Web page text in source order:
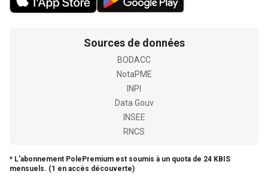
Sources de données
BODACC
NotaPME
INPI
Data Gouv
INSEE
RNCS
* L'abonnement PolePremium est soumis à un quota de 24 KBIS
mensuels. (1 en accès découverte)